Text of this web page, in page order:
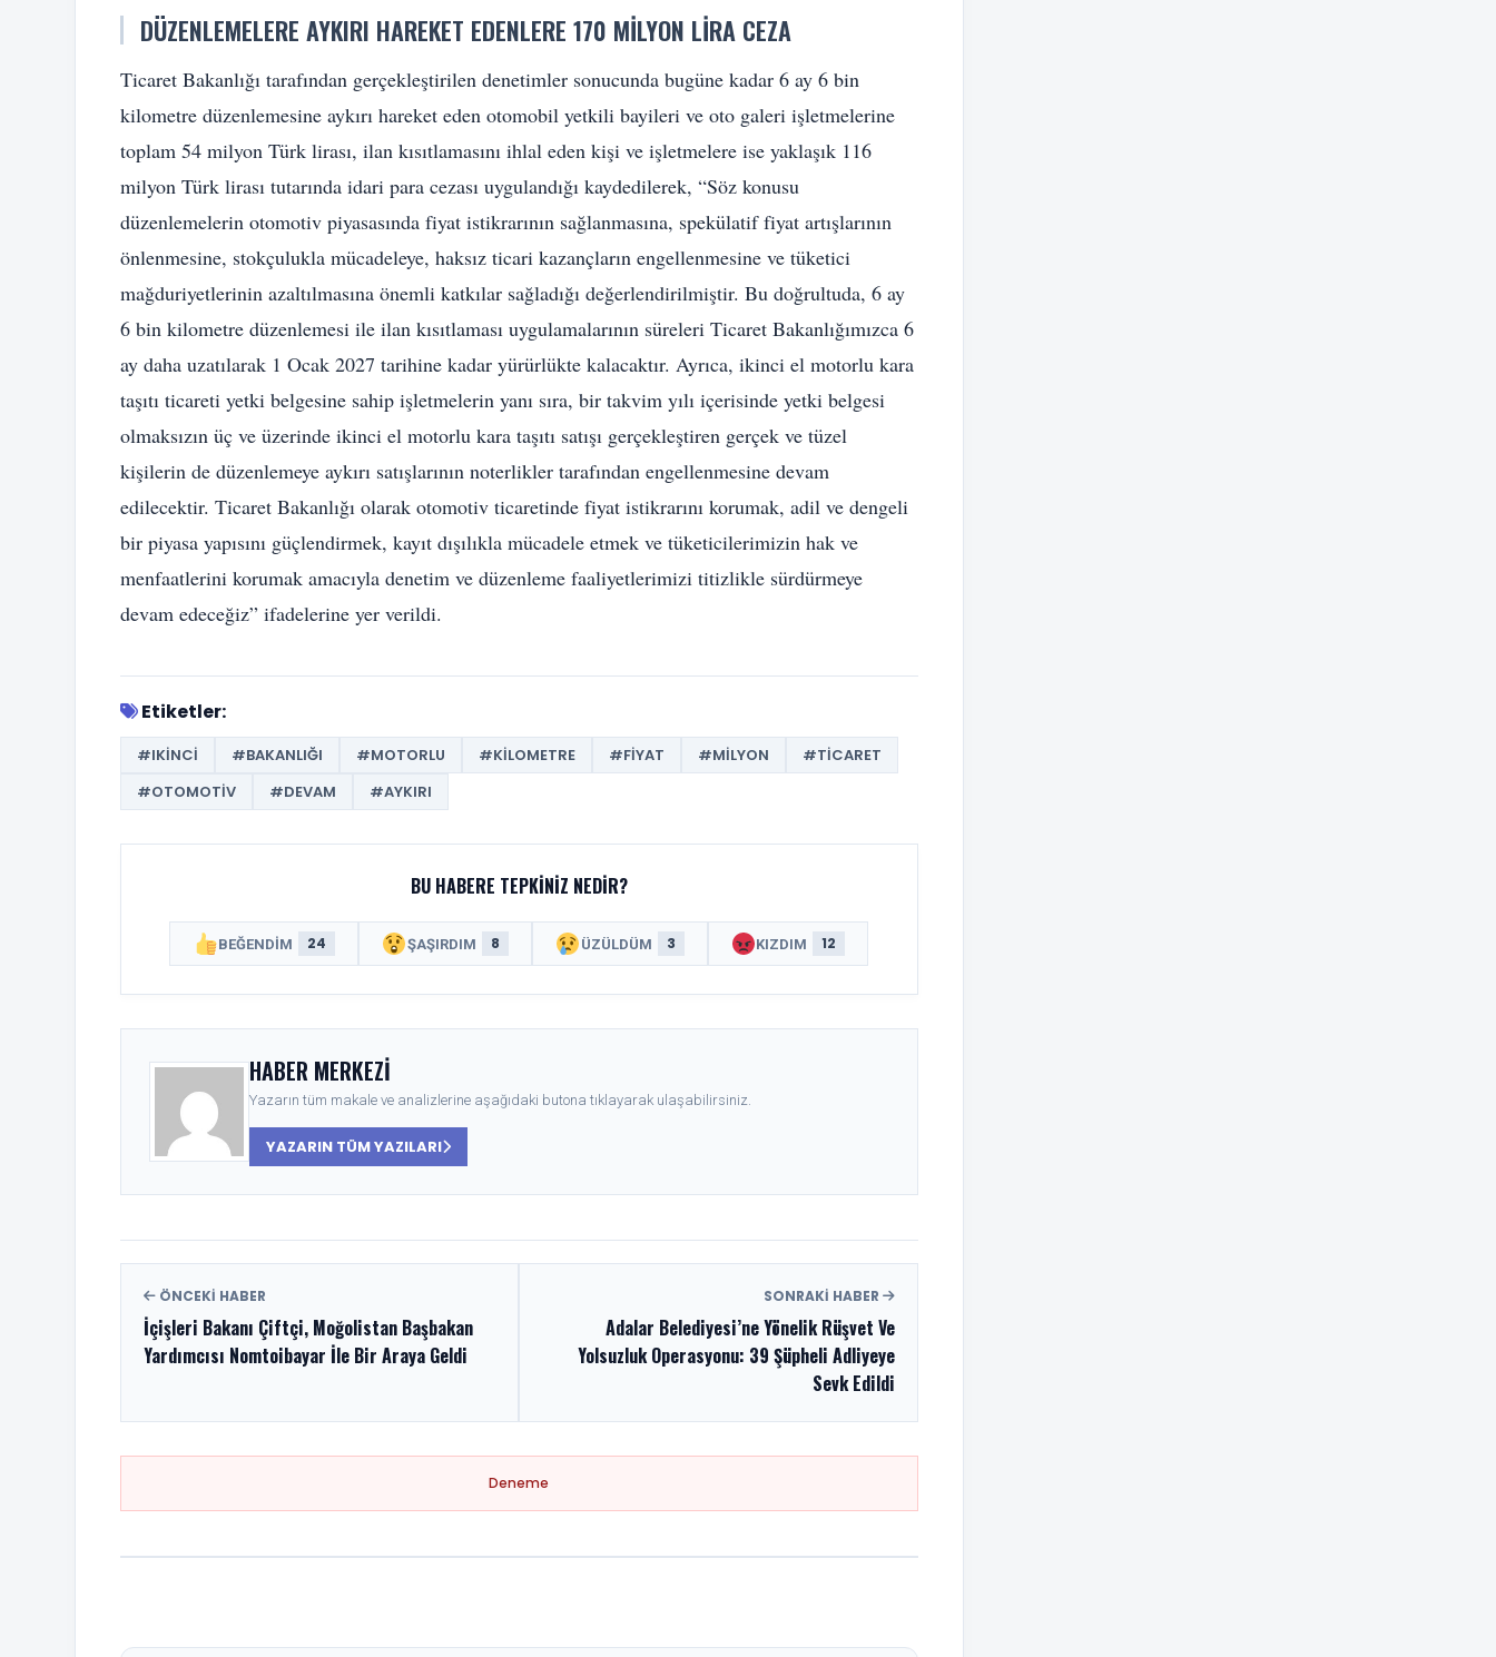
DÜZENLEMELERE AYKIRI HAREKET EDENLERE 170 MILYON LIRA CEZA
Ticaret Bakanlığı tarafından gerçekleştirilen denetimler sonucunda bugüne kadar 6 ay 6 bin
kilometre düzenlemesine aykırı hareket eden otomobil yetkili bayileri ve oto galeri işletmelerine
toplam 54 milyon Türk lirası, ilan kısıtlamasını ihlal eden kişi ve işletmelere ise yaklaşık 116
milyon Türk lirası tutarında idari para cezası uygulandığı kaydedilerek, “Söz konusu
düzenlemelerin otomotiv piyasasında fiyat istikrarının sağlanmasına, spekülatif fiyat artışlarının
önlenmesine, stokçulukla mücadeleye, haksız ticari kazançların engellenmesine ve tüketici
mağduriyetlerinin azaltılmasına önemli katkılar sağladığı değerlendirilmiştir. Bu doğrultuda, 6 ay
6 bin kilometre düzenlemesi ile ilan kısıtlaması uygulamalarının süreleri Ticaret Bakanlığımızca 6
ay daha uzatılarak 1 Ocak 2027 tarihine kadar yürürlükte kalacaktır. Ayrıca, ikinci el motorlu kara
taşıtı ticareti yetki belgesine sahip işletmelerin yanı sıra, bir takvim yılı içerisinde yetki belgesi
olmaksızın üç ve üzerinde ikinci el motorlu kara taşıtı satışı gerçekleştiren gerçek ve tüzel
kişilerin de düzenlemeye aykırı satışlarının noterlikler tarafından engellenmesine devam
edilecektir. Ticaret Bakanlığı olarak otomotiv ticaretinde fiyat istikrarını korumak, adil ve dengeli
bir piyasa yapısını güçlendirmek, kayıt dışılıkla mücadele etmek ve tüketicilerimizin hak ve
menfaatlerini korumak amacıyla denetim ve düzenleme faaliyetlerimizi titizlikle sürdürmeye
devam edeceğiz” ifadelerine yer verildi.
Etiketler:
#IKINCI #BAKANLIĞI #MOTORLU #KILOMETRE #FIYAT #MILYON
#TICARET
#OTOMOTIV
#DEVAM #AYKIRI
BU HABERE TEPKINIZ NEDIR?
BEĞENDIM 24 ŞAŞIRDIM 8 ÜZÜLDÜM 3 KIZDIM 12
HABER MERKEZI
Yazarın tüm makale ve analizlerine aşağıdaki butona tıklayarak ulaşabilirsiniz.
YAZARIN TÜM YAZILARI
ÖNCEKI HABER
İçişleri Bakanı Çiftçi, Moğolistan Başbakan
Yardımcısı Nomtoibayar İle Bir Araya Geldi
SONRAKI HABER
Adalar Belediyesi’ne Yönelik Rüşvet Ve
Yolsuzluk Operasyonu: 39 Şüpheli Adliyeye
Sevk Edildi
Deneme